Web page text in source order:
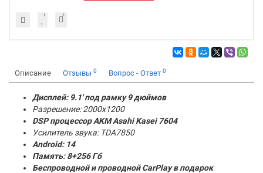
Описание Отзывы 0 Вопрос - Ответ 0
Дисплей: 9.1' под рамку 9 дюймов
Разрешение: 2000x1200
DSP процессор AKM Asahi Kasei 7604
Усилитель звука: TDA7850
Android: 14
Память:8+256 Гб
Беспроводной и проводной CarPlay в подарок